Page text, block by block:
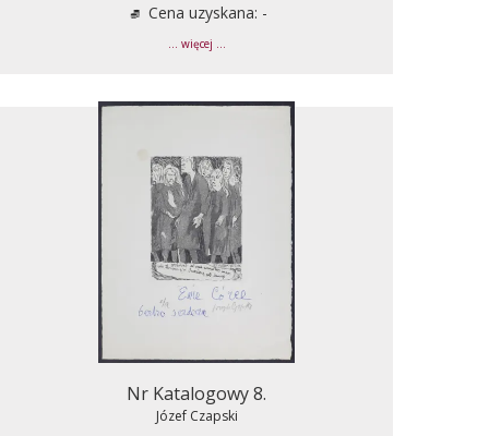
Cena uzyskana: -
... więcej ...
Nr Katalogowy 8.
Józef Czapski